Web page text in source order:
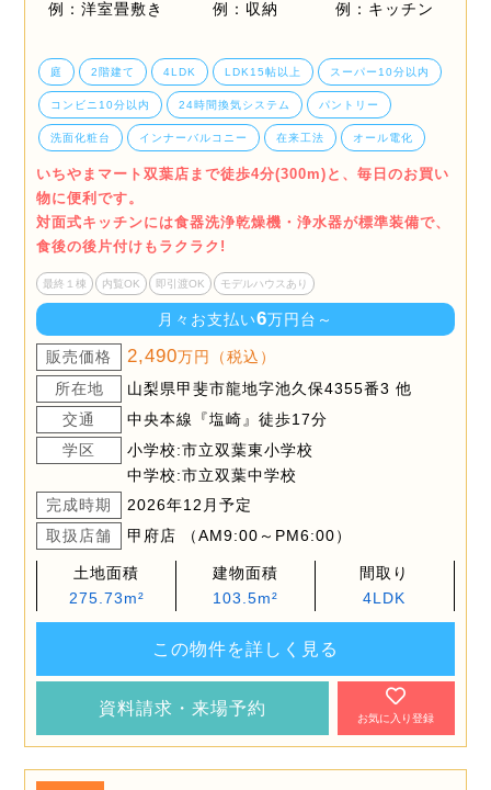
庭 2階建て 4LDK LDK15帖以上 スーパー10分以内
コンビニ10分以内 24時間換気システム パントリー
洗面化粧台 インナーバルコニー 在来工法 オール電化
いちやまマート双葉店まで徒歩4分(300m)と、毎日のお買い
物に便利です。
対面式キッチンには食器洗浄乾燥機・浄水器が標準装備で、
食後の後片付けもラクラク!
最終１棟 内覧OK 即引渡OK モデルハウスあり
月々お支払い6万円台～
販売価格 2,490万円（税込）
所在地
山梨県甲斐市龍地字池久保4355番3 他
交通
中央本線『塩崎』徒歩17分
学区
小学校:市立双葉東小学校
中学校:市立双葉中学校
完成時期
2026年12月予定
取扱店舗
甲府店 （AM9:00～PM6:00）
土地面積
275.73m²
建物面積
103.5m²
間取り
4LDK
この物件を詳しく見る
資料請求・来場予約
お気に入り登録